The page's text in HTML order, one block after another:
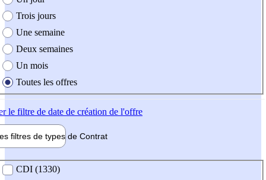
Trois jours
Une semaine
Deux semaines
Un mois
Toutes les offres
le filtre de date de création de l'offre
filtres de types de Contrat
contrat
CDI (1330)